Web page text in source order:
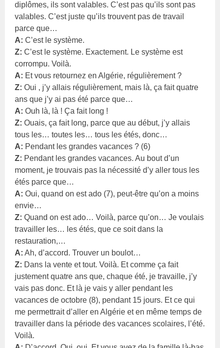
diplômes, ils sont valables. C’est pas qu’ils sont pas
valables. C’est juste qu’ils trouvent pas de travail
parce que…
A: C’est le système.
Z: C’est le système. Exactement. Le système est
corrompu. Voilà.
A: Et vous retournez en Algérie, régulièrement ?
Z: Oui , j’y allais régulièrement, mais là, ça fait quatre
ans que j’y ai pas été parce que…
A: Ouh là, là ! Ça fait long !
Z: Ouais, ça fait long, parce que au début, j’y allais
tous les… toutes les… tous les étés, donc…
A: Pendant les grandes vacances ? (6)
Z: Pendant les grandes vacances. Au bout d’un
moment, je trouvais pas la nécessité d’y aller tous les
étés parce que…
A: Oui, quand on est ado (7), peut-être qu’on a moins
envie…
Z: Quand on est ado… Voilà, parce qu’on… Je voulais
travailler les… les étés, que ce soit dans la
restauration,…
A: Ah, d’accord. Trouver un boulot…
Z: Dans la vente et tout. Voilà. Et comme ça fait
justement quatre ans que, chaque été, je travaille, j’y
vais pas donc. Et là je vais y aller pendant les
vacances de octobre (8), pendant 15 jours. Et ce qui
me permettrait d’aller en Algérie et en même temps de
travailler dans la période des vacances scolaires, l’été.
Voilà.